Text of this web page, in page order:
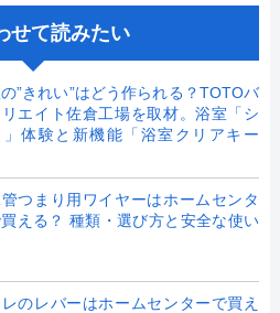
せて読みたい
”きれい”はどう作られる？TOTOバ
リエイト佐倉工場を取材。浴室「シ
」体験と新機能「浴室クリアキー
つまり用ワイヤーはホームセンタ
える？ 種類・選び方と安全な使い
レのレバーはホームセンターで買え